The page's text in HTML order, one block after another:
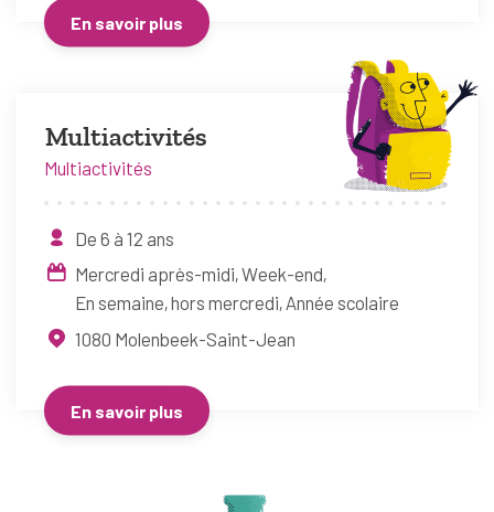
En savoir plus
Multiactivités
Multiactivités
De 6 à 12 ans
Mercredi après-midi Week-end
En semaine, hors mercredi Année scolaire
1080 Molenbeek-Saint-Jean
En savoir plus